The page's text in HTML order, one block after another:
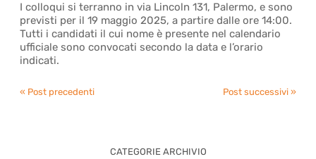
I colloqui si terranno in via Lincoln 131, Palermo, e sono
previsti per il 19 maggio 2025, a partire dalle ore 14:00.
Tutti i candidati il cui nome è presente nel calendario
ufficiale sono convocati secondo la data e l’orario
indicati.
« Post precedenti Post successivi »
CATEGORIE ARCHIVIO